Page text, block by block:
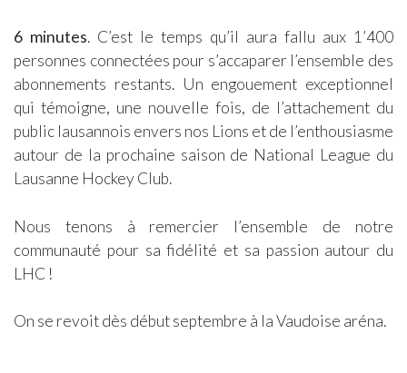
6 minutes. C’est le temps qu’il aura fallu aux 1’400
personnes connectées pour s’accaparer l’ensemble des
abonnements restants. Un engouement exceptionnel
qui témoigne, une nouvelle fois, de l’attachement du
public lausannois envers nos Lions et de l’enthousiasme
autour de la prochaine saison de National League du
Lausanne Hockey Club.
Nous tenons à remercier l’ensemble de notre
communauté pour sa fidélité et sa passion autour du
LHC !
On se revoit dès début septembre à la Vaudoise aréna.